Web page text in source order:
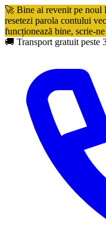
🚀 Bine ai revenit pe noul
resetezi parola contului
funcționează bine, scrie-
🚚 Transport gratuit peste